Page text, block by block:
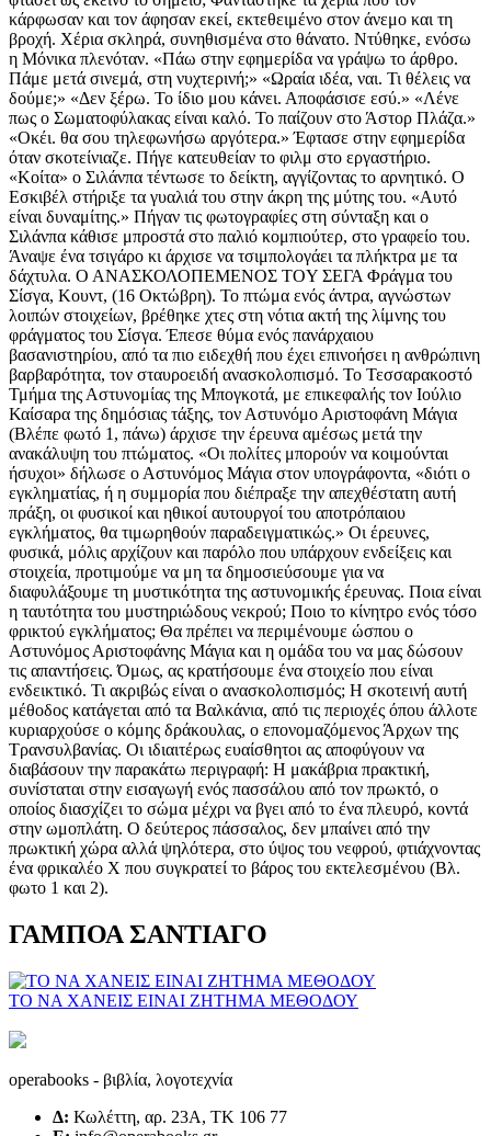
ΓΑΜΠΟΑ ΣΑΝΤΙΑΓΟ
ΤΟ ΝΑ ΧΑΝΕΙΣ ΕΙΝΑΙ ΖΗΤΗΜΑ ΜΕΘΟΔΟΥ
operabooks - βιβλία, λογοτεχνία
Δ: Κωλέττη, αρ. 23Α, ΤΚ 106 77